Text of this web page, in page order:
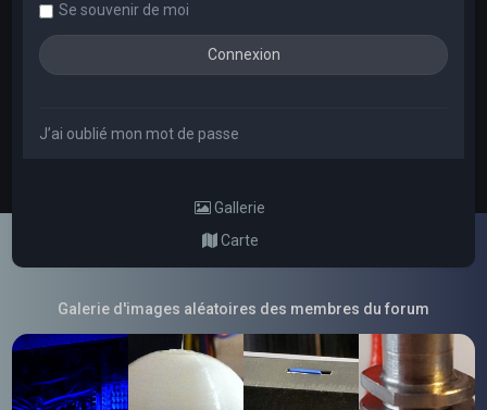
Se souvenir de moi
J’ai oublié mon mot de passe
Gallerie
Carte
Galerie d'images aléatoires des membres du forum